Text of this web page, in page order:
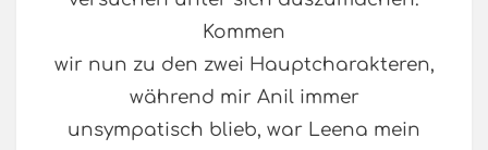
Kommen
wir nun zu den zwei Hauptcharakteren,
während mir Anil immer
unsympatisch blieb, war Leena mein